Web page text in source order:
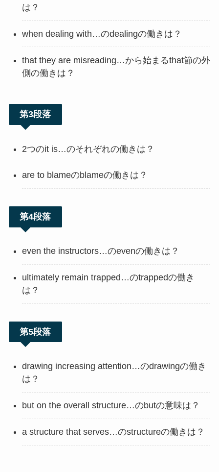
は？
when dealing with…のdealingの働きは？
that they are misreading…から始まるthat節の外
側の働きは？
第3段落
2つのit is…のそれぞれの働きは？
are to blameのblameの働きは？
第4段落
even the instructors…のevenの働きは？
ultimately remain trapped…のtrappedの働き
は？
第5段落
drawing increasing attention…のdrawingの働き
は？
but on the overall structure…のbutの意味は？
a structure that serves…のstructureの働きは？